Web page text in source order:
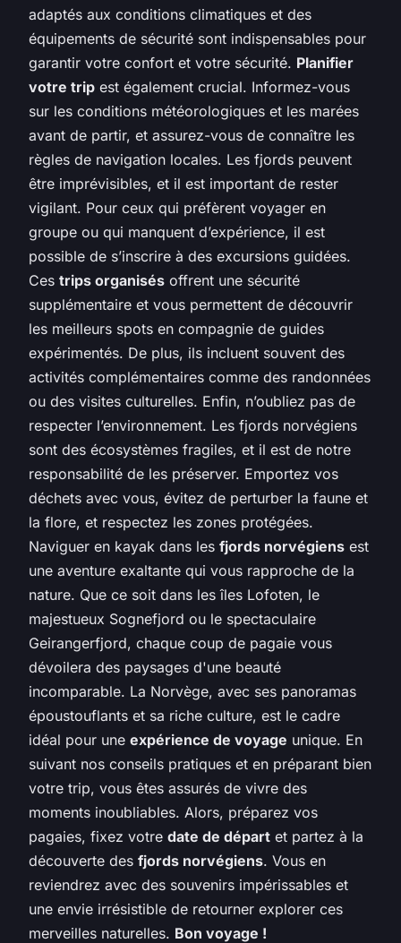
adaptés aux conditions climatiques et des
équipements de sécurité sont indispensables pour
garantir votre confort et votre sécurité. Planifier
votre trip est également crucial. Informez-vous
sur les conditions météorologiques et les marées
avant de partir, et assurez-vous de connaître les
règles de navigation locales. Les fjords peuvent
être imprévisibles, et il est important de rester
vigilant. Pour ceux qui préfèrent voyager en
groupe ou qui manquent d’expérience, il est
possible de s’inscrire à des excursions guidées.
Ces trips organisés offrent une sécurité
supplémentaire et vous permettent de découvrir
les meilleurs spots en compagnie de guides
expérimentés. De plus, ils incluent souvent des
activités complémentaires comme des randonnées
ou des visites culturelles. Enfin, n’oubliez pas de
respecter l’environnement. Les fjords norvégiens
sont des écosystèmes fragiles, et il est de notre
responsabilité de les préserver. Emportez vos
déchets avec vous, évitez de perturber la faune et
la flore, et respectez les zones protégées.
Naviguer en kayak dans les fjords norvégiens est
une aventure exaltante qui vous rapproche de la
nature. Que ce soit dans les îles Lofoten, le
majestueux Sognefjord ou le spectaculaire
Geirangerfjord, chaque coup de pagaie vous
dévoilera des paysages d'une beauté
incomparable. La Norvège, avec ses panoramas
époustouflants et sa riche culture, est le cadre
idéal pour une expérience de voyage unique. En
suivant nos conseils pratiques et en préparant bien
votre trip, vous êtes assurés de vivre des
moments inoubliables. Alors, préparez vos
pagaies, fixez votre date de départ et partez à la
découverte des fjords norvégiens. Vous en
reviendrez avec des souvenirs impérissables et
une envie irrésistible de retourner explorer ces
merveilles naturelles. Bon voyage !